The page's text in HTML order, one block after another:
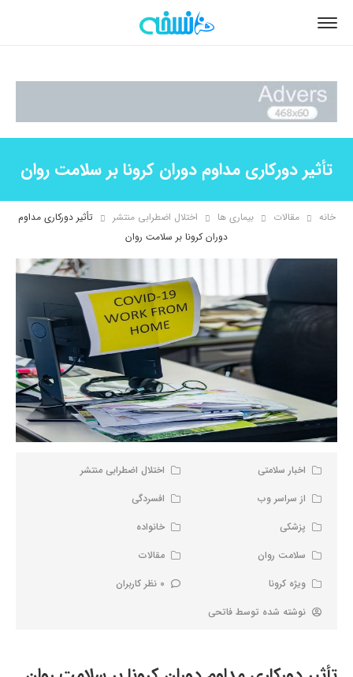
تأثیر دورکاری مداوم دوران کرونا بر سلامت روان
خانه مقالات بیماری ها اختلال اضطرابی منتشر
تأثیر دورکاری مداوم
دوران کرونا بر سلامت روان
اخبار سلامتی
اختلال اضطرابی منتشر
از سراسر وب
افسردگی
پزشکی
خانواده
سلامت روان
مقالات
ویژه کرونا
0 نظر کاربران
نوشته شده توسط فاتحی